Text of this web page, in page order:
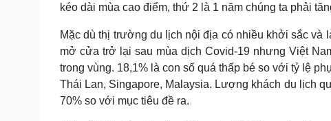
kéo dài mùa cao điểm, thứ 2 là 1 năm chúng ta phải
Mặc dù thị trường du lịch nội địa có nhiều khởi sắc và
mở cửa trở lại sau mùa dịch Covid-19 nhưng Việt
trong vùng. 18,1% là con số quá thấp bé so với tỷ lệ
Thái Lan, Singapore, Malaysia. Lượng khách du lịch
70% so với mục tiêu đề ra.